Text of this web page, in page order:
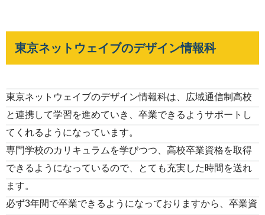
東京ネットウェイブのデザイン情報科
東京ネットウェイブのデザイン情報科は、広域通信制高校
と連携して学習を進めていき、卒業できるようサポートし
てくれるようになっています。
専門学校のカリキュラムを学びつつ、高校卒業資格を取得
できるようになっているので、とても充実した時間を送れ
ます。
必ず3年間で卒業できるようになっておりますから、卒業資